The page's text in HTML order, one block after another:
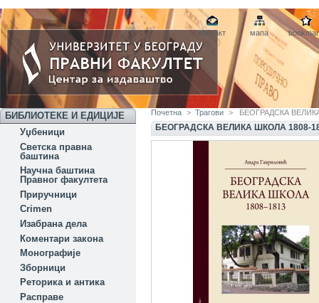
контакт мапа
БИБЛИОТЕКЕ И ЕДИЦИЈЕ
Уџбеници
Светска правна
баштина
Научна баштина
Правног факултета
Приручници
Crimen
Изабрана дела
Коментари закона
Монографије
Зборници
Реторика и антика
Расправе
Почетна > Трагови > БЕОГРАДСКА
БЕОГРАДСКА ВЕЛИКА ШКОЛА 1808-